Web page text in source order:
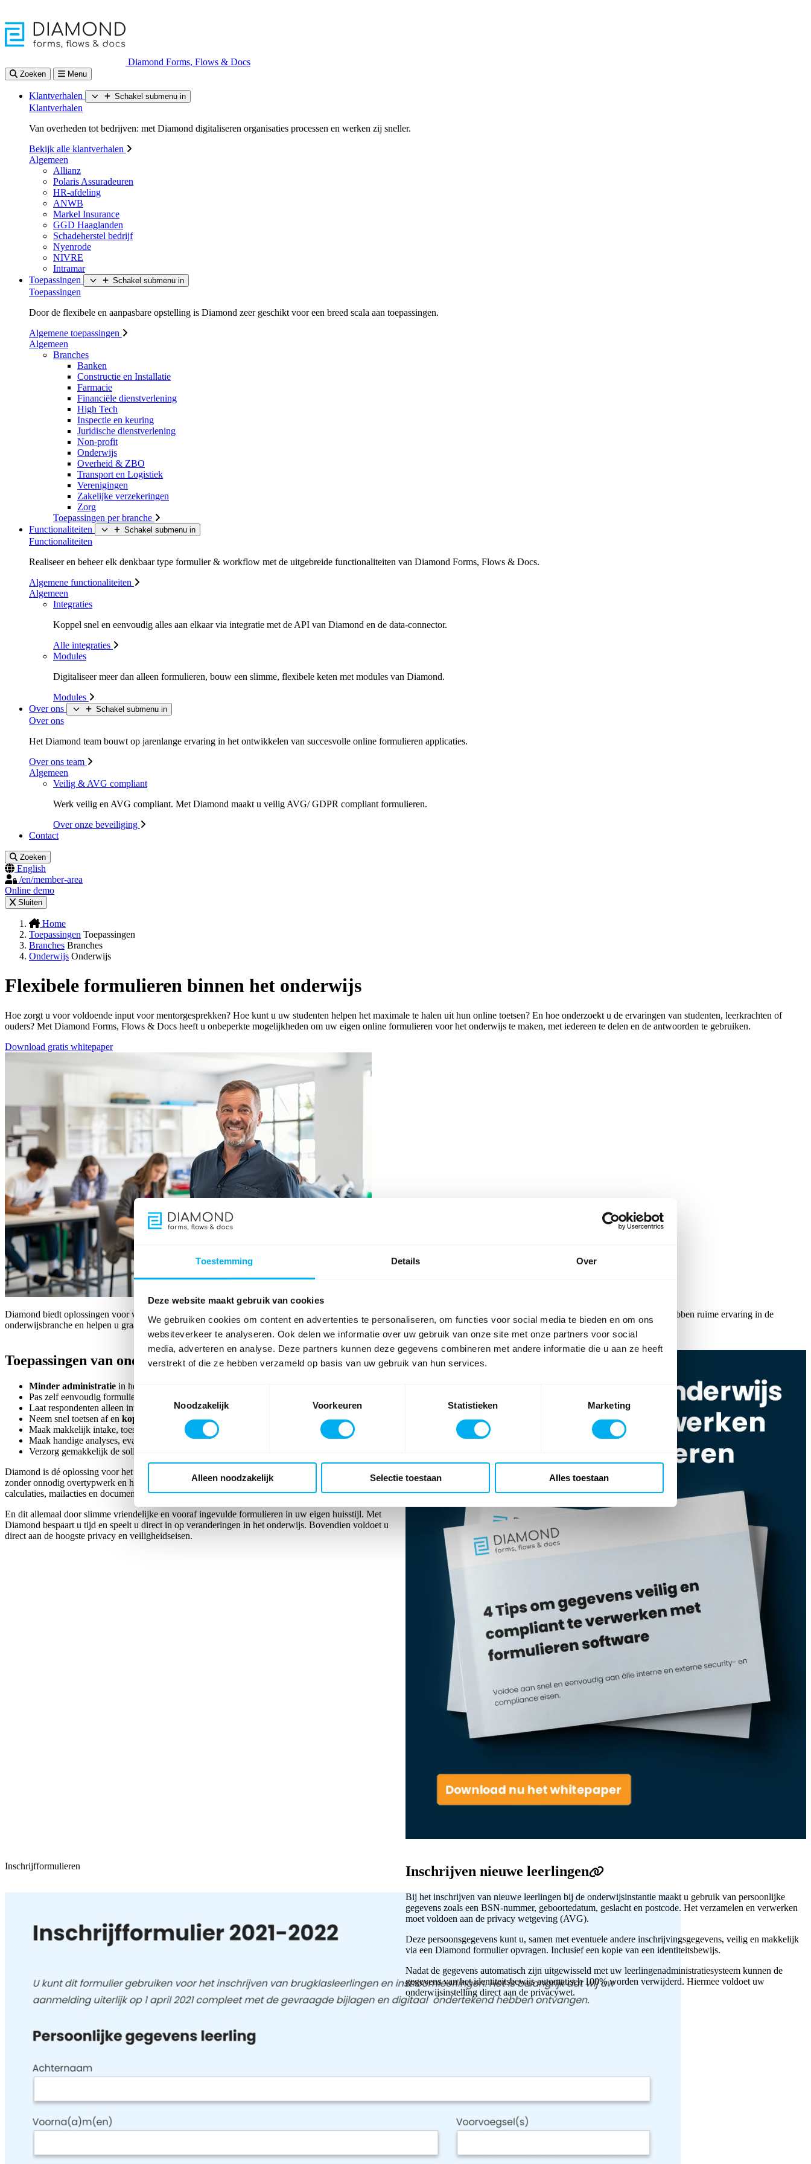
Toestemming Details Over
Deze website maakt gebruik van cookies
We gebruiken cookies om content en advertenties te personaliseren, om functies voor social media te bieden en om ons
websiteverkeer te analyseren. Ook delen we informatie over uw gebruik van onze site met onze partners voor social
media, adverteren en analyse. Deze partners kunnen deze gegevens combineren met andere informatie die u aan ze heeft
verstrekt of die ze hebben verzameld op basis van uw gebruik van hun services.
Toestemmingsselectie
Noodzakelijk
Voorkeuren Statistieken Marketing
Alleen noodzakelijk Selectie toestaan Alles toestaan
Diamond Forms, Flows & Docs
Zoeken Menu
Klantverhalen Schakel submenu in
Klantverhalen
Van overheden tot bedrijven: met Diamond digitaliseren organisaties processen en werken zij sneller.
Bekijk alle klantverhalen
Algemeen
Allianz
Polaris Assuradeuren
HR-afdeling
ANWB
Markel Insurance
GGD Haaglanden
Schadeherstel bedrijf
Nyenrode
NIVRE
Intramar
Toepassingen
Schakel submenu in
Toepassingen
Door de flexibele en aanpasbare opstelling is Diamond zeer geschikt voor een breed scala aan toepassingen.
Algemene toepassingen
Algemeen
Branches
Banken
Constructie en Installatie
Farmacie
Financiële dienstverlening
High Tech
Inspectie en keuring
Juridische dienstverlening
Non-profit
Onderwijs
Overheid & ZBO
Transport en Logistiek
Verenigingen
Zakelijke verzekeringen
Zorg
Toepassingen per branche
Functionaliteiten
Schakel submenu in
Functionaliteiten
Realiseer en beheer elk denkbaar type formulier & workflow met de uitgebreide functionaliteiten van Diamond Forms, Flows & Docs.
Algemene functionaliteiten
Algemeen
Integraties
Koppel snel en eenvoudig alles aan elkaar via integratie met de API van Diamond en de data-connector.
Alle integraties
Modules
Digitaliseer meer dan alleen formulieren, bouw een slimme, flexibele keten met modules van Diamond.
Modules
Over ons
Schakel submenu in
Over ons
Het Diamond team bouwt op jarenlange ervaring in het ontwikkelen van succesvolle online formulieren applicaties.
Over ons team
Algemeen
Veilig & AVG compliant
Werk veilig en AVG compliant. Met Diamond maakt u veilig AVG/ GDPR compliant formulieren.
Over onze beveiliging
Contact
Zoeken
English
/en/member-area
Online demo
Sluiten
Home
Toepassingen Toepassingen
Branches Branches
Onderwijs Onderwijs
Flexibele formulieren binnen het onderwijs
Hoe zorgt u voor voldoende input voor mentorgesprekken? Hoe kunt u uw studenten helpen het maximale te halen uit hun online toetsen? En hoe onderzoekt u de ervaringen van studenten, leerkrachten of
ouders? Met Diamond Forms, Flows & Docs heeft u onbeperkte mogelijkheden om uw eigen online formulieren voor het onderwijs te maken, met iedereen te delen en de antwoorden te gebruiken.
Download gratis whitepaper
Diamond biedt oplossingen voor verschillende uitdagingen binnen uw onderwijsinstelling en heeft toegevoegde waarde voor élk team van lager onderwijs tot universiteit. We hebben ruime ervaring in de
onderwijsbranche en helpen u graag uw uitdagingen om te zetten naar goed werkende oplossingen.
Toepassingen van onderwijs formulieren
Minder administratie in het onderwijs: nooit meer overtypen of verkeerd ingevulde formulieren.
Pas zelf eenvoudig formulieren aan
Laat respondenten alleen invullen wat nodig is met vooringevulde formulieren
Neem snel toetsen af en koppel met uw LMS.
Maak makkelijk intake, toestemmings- en beoordelingsformulieren.
Maak handige analyses, evaluaties en rapportages.
Verzorg gemakkelijk de sollicitatie en onboarding van medewerkers.
Diamond is dé oplossing voor het onderwijs. Het laat de administratie efficiënter werken, door processen
zonder onnodig overtypwerk en handmatige correcties en faciliteert soepel verloop met automatische
calculaties, mailacties en documentgeneratie.
En dit allemaal door slimme vriendelijke en vooraf ingevulde formulieren in uw eigen huisstijl. Met
Diamond bespaart u tijd en speelt u direct in op veranderingen in het onderwijs. Bovendien voldoet u
direct aan de hoogste privacy en veiligheidseisen.
Inschrijfformulieren Inschrijven nieuwe leerlingen
Bij het inschrijven van nieuwe leerlingen bij de onderwijsinstantie maakt u gebruik van persoonlijke
gegevens zoals een BSN-nummer, geboortedatum, geslacht en postcode. Het verzamelen en verwerken
moet voldoen aan de privacy wetgeving (AVG).
Deze persoonsgegevens kunt u, samen met eventuele andere inschrijvingsgegevens, veilig en makkelijk
via een Diamond formulier opvragen. Inclusief een kopie van een identiteitsbewijs.
Nadat de gegevens automatisch zijn uitgewisseld met uw leerlingenadministratiesysteem kunnen de
gegevens van het identiteitsbewijs automatisch 100% worden verwijderd. Hiermee voldoet uw
onderwijsinstelling direct aan de privacywet.